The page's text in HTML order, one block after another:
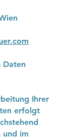
Daten
Ihrer
erfolgt
und im